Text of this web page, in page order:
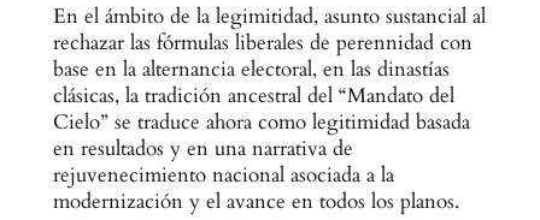
En el ámbito de la legimitidad, asunto sustancial al
rechazar las fórmulas liberales de perennidad con
base en la alternancia electoral, en las dinastías
clásicas, la tradición ancestral del “Mandato del
Cielo” se traduce ahora como legitimidad basada
en resultados y en una narrativa de
rejuvenecimiento nacional asociada a la
modernización y el avance en todos los planos.